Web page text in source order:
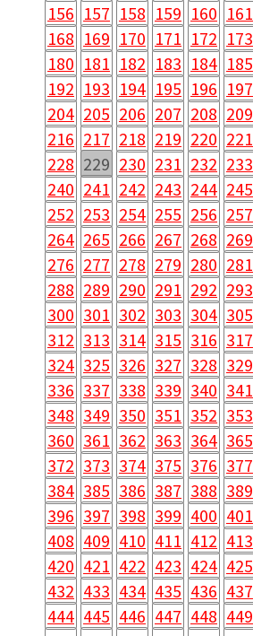
156 157 158 159 160 161
168 169 170 171 172 173
180 181 182 183 184 185
192 193 194 195 196 197
204 205 206 207 208 209
216 217 218 219 220 221
228 229 230 231 232 233
240 241 242 243 244 245
252 253 254 255 256 257
264 265 266 267 268 269
276 277 278 279 280 281
288 289 290 291 292 293
300 301 302 303 304 305
312 313 314 315 316 317
324 325 326 327 328 329
336 337 338 339 340 341
348 349 350 351 352 353
360 361 362 363 364 365
372 373 374 375 376 377
384 385 386 387 388 389
396 397 398 399 400 401
408 409 410 411 412 413
420 421 422 423 424 425
432 433 434 435 436 437
444 445 446 447 448 449